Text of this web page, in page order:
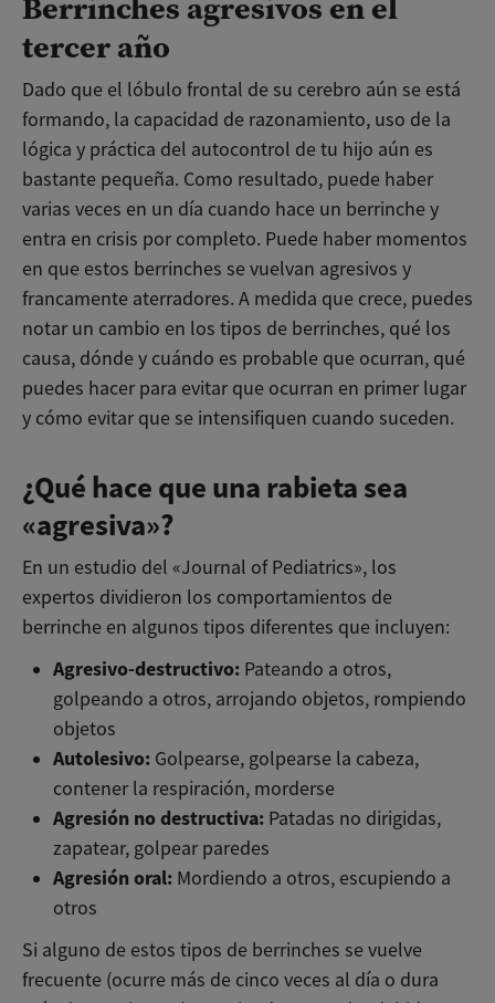
tercer año
Dado que el lóbulo frontal de su cerebro aún se está
formando, la capacidad de razonamiento, uso de la
lógica y práctica del autocontrol de tu hijo aún es
bastante pequeña. Como resultado, puede haber
varias veces en un día cuando hace un berrinche y
entra en crisis por completo. Puede haber momentos
en que estos berrinches se vuelvan agresivos y
francamente aterradores. A medida que crece, puedes
notar un cambio en los tipos de berrinches, qué los
causa, dónde y cuándo es probable que ocurran, qué
puedes hacer para evitar que ocurran en primer lugar
y cómo evitar que se intensifiquen cuando suceden.
¿Qué hace que una rabieta sea
«agresiva»?
En un estudio del «Journal of Pediatrics», los
expertos dividieron los comportamientos de
berrinche en algunos tipos diferentes que incluyen:
Agresivo-destructivo: Pateando a otros,
golpeando a otros, arrojando objetos, rompiendo
objetos
Autolesivo: Golpearse, golpearse la cabeza,
contener la respiración, morderse
Agresión no destructiva: Patadas no dirigidas,
zapatear, golpear paredes
Agresión oral: Mordiendo a otros, escupiendo a
otros
Si alguno de estos tipos de berrinches se vuelve
frecuente (ocurre más de cinco veces al día o dura